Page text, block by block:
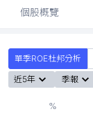
個股概覽
單季ROE杜邦分析
近5年
季報